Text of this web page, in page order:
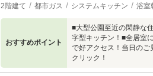
2階建て 都市ガス システムキッチン 浴室
おすすめポイント
■大型公園至近の閑静な
字型キッチン！■全居室
で好アクセス！当日の
クリック！